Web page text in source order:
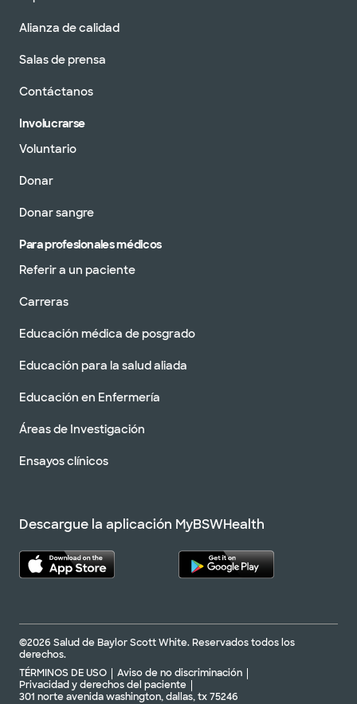
Alianza de calidad
Salas de prensa
Contáctanos
Involucrarse
Voluntario
Donar
Donar sangre
Para profesionales médicos
Referir a un paciente
Carreras
Educación médica de posgrado
Educación para la salud aliada
Educación en Enfermería
Áreas de Investigación
Ensayos clínicos
Descargue la aplicación MyBSWHealth
©2026 Salud de Baylor Scott White. Reservados todos los
derechos.
TÉRMINOS DE USO
Aviso de no discriminación
Privacidad y derechos del paciente
301 norte avenida washington, dallas, tx 75246